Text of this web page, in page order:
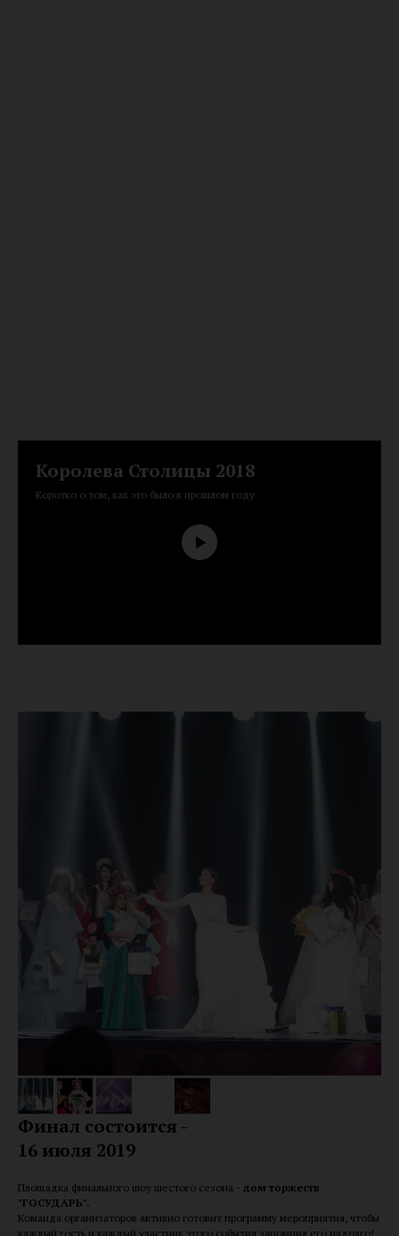
Королева Столицы 2018
Коротко о том, как это было в прошлом году
Финал состоится -
16 июля 2019
Площадка финального шоу шестого сезона - дом торжеств
"ГОСУДАРЬ".
Команда организаторов активно готовит программу мероприятия, чтобы
каждый гость и каждый участник этого события запомнил его надолго!